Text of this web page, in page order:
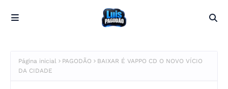
Página inicial PAGODÃO
BAIXAR É VAPPO CD O NOVO VÍCIO
DA CIDADE